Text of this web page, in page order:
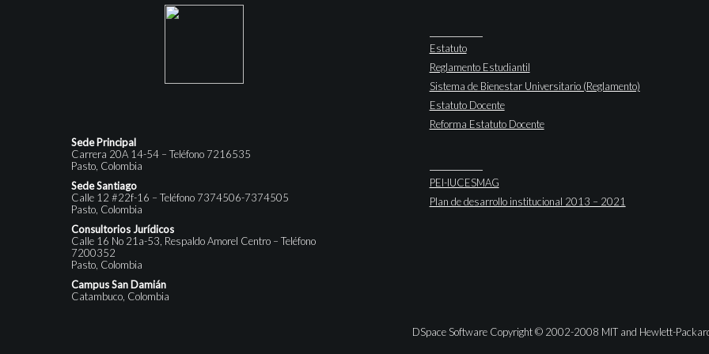
Sede Principal
Carrera 20A 14-54 – Teléfono 7216535
Pasto, Colombia
Sede Santiago
Calle 12 #22f-16 – Teléfono 7374506-7374505
Pasto, Colombia
Consultorios Jurídicos
Calle 16 No 21a-53, Respaldo Amorel Centro – Teléfono
7200352
Pasto, Colombia
Campus San Damián
Catambuco, Colombia
Estatuto
Reglamento Estudiantil
Sistema de Bienestar Universitario (Reglamento)
Estatuto Docente
Reforma Estatuto Docente
PEI-IUCESMAG
Plan de desarrollo institucional 2013 – 2021
DSpace Software Copyright © 2002-2008 MIT and Hewlett-